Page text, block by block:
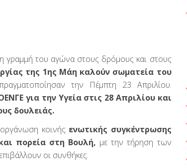
γραμμή του αγώνα στους δρόμους και στους
της 1ης Μάη καλούν σωματεία του
την Πέμπτη 23 Απριλίου.
για την Υγεία στις 28 Απριλίου και
δουλειάς.
κοινής ενωτικής συγκέντρωσης
πορεία στη Βουλή, με την τήρηση των
οι συνθήκες.